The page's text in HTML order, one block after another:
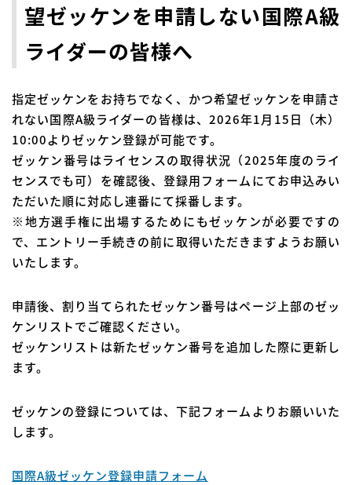
望ゼッケンを申請しない国際A級
ライダーの皆様へ
指定ゼッケンをお持ちでなく、かつ希望ゼッケンを申請さ
れない国際A級ライダーの皆様は、2026年1月15日（木）
10:00よりゼッケン登録が可能です。
ゼッケン番号はライセンスの取得状況（2025年度のライ
センスでも可）を確認後、登録用フォームにてお申込みい
ただいた順に対応し連番にて採番します。
※地方選手権に出場するためにもゼッケンが必要ですの
で、エントリー手続きの前に取得いただきますようお願い
いたします。
申請後、割り当てられたゼッケン番号はページ上部のゼッ
ケンリストでご確認ください。
ゼッケンリストは新たゼッケン番号を追加した際に更新し
ます。
ゼッケンの登録については、下記フォームよりお願いいた
します。
国際A級ゼッケン登録申請フォーム